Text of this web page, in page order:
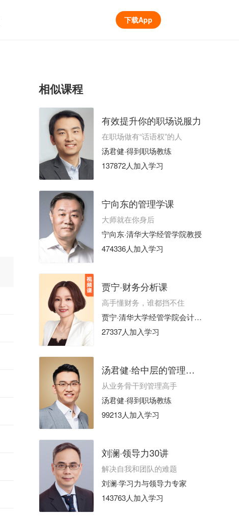
下载App
相似课程
有效提升你的职场说服力
在职场做有“话语权”的人
汤君健·得到职场教练
137872人加入学习
宁向东的管理学课
大师就在你身后
宁向东·清华大学经管学院教授
474336人加入学习
贾宁·财务分析课
高手懂财务，谁都挡不住
贾宁·清华大学经管学院会计系博士生导师
27337人加入学习
汤君健·给中层的管理课30讲
从业务骨干到管理高手
汤君健·得到职场教练
99213人加入学习
刘澜·领导力30讲
解决自我和团队的难题
刘澜·学习力与领导力专家
143763人加入学习